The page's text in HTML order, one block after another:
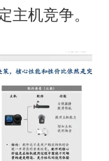
主机竞争。